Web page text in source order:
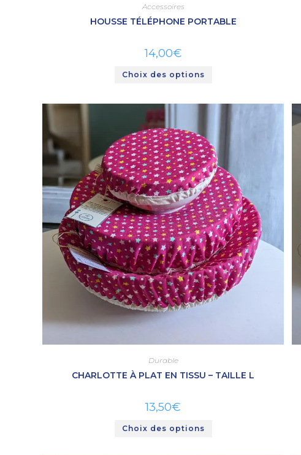
Accessoires
HOUSSE TÉLÉPHONE PORTABLE
14,00€
Choix des options
Durable
CHARLOTTE À PLAT EN TISSU – TAILLE L
13,50€
Choix des options